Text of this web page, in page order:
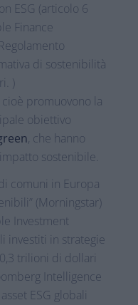
ESG (articolo 6
Finance
di sostenibilità
)
cioè promuovono la
obiettivo
, che hanno
sostenibile.
comuni in Europa
(Morningstar)
Investment
investiti in strategie
trilioni di dollari
Intelligence
ESG globali